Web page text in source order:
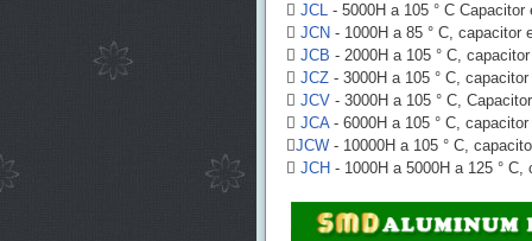
 JCL- 5000H a 105 ° C
 JCN - 1000H a 85 ° C, capacitor
 JCB - 2000H a 105 ° C,
 JCZ- 3000H a 105 ° C,
 JCV- 3000H a 105 ° C,
 JCA- 6000H a 105 ° C,
JCW- 10000H a 105 ° C,
 JCH - 1000H a 5000H a 125 °